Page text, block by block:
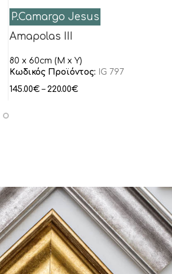
P.Camargo Jesus
Amapolas III
80 x 60cm (M x Y)
Κωδικός Προϊόντος:
IG 797
145.00€ – 220.00€